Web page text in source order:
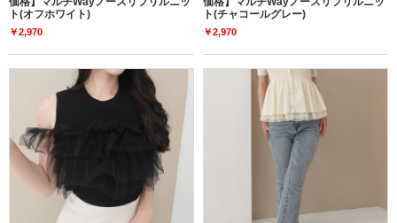
ト(オフホワイト)
￥2,970
ト(チャコールグレー)
￥2,970